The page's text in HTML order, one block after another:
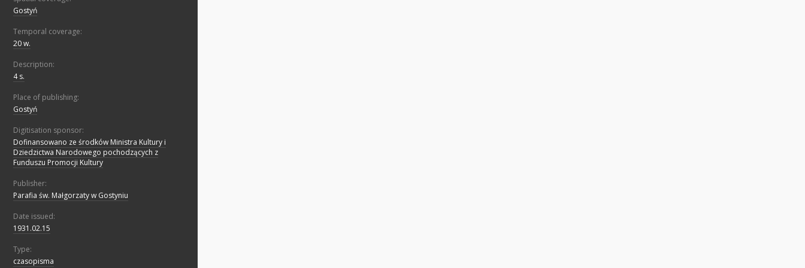
Gostyń
Temporal coverage:
20 w.
Description:
4 s.
Place of publishing:
Gostyń
Digitisation sponsor:
Dofinansowano ze środków Ministra Kultury i
Dziedzictwa Narodowego pochodzących z
Funduszu Promocji Kultury
Publisher:
Parafia św. Małgorzaty w Gostyniu
Date issued:
1931.02.15
Type:
czasopisma